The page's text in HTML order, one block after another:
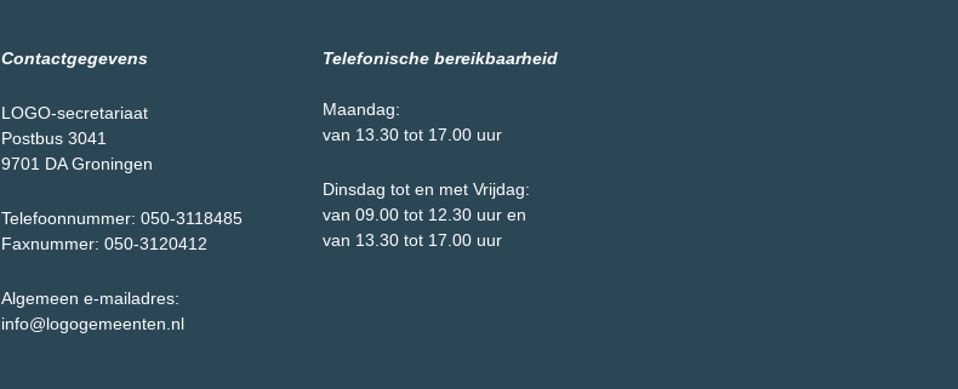
Contactgegevens
LOGO-secretariaat
Postbus 3041
9701 DA Groningen
Telefoonnummer: 050-3118485
Faxnummer: 050-3120412
Algemeen e-mailadres:
info@logogemeenten.nl
Telefonische bereikbaarheid
Maandag:
van 13.30 tot 17.00 uur
Dinsdag tot en met Vrijdag:
van 09.00 tot 12.30 uur en
van 13.30 tot 17.00 uur